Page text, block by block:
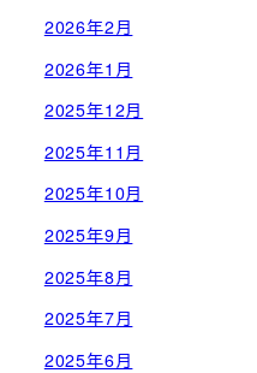
2026年2月
2026年1月
2025年12月
2025年11月
2025年10月
2025年9月
2025年8月
2025年7月
2025年6月